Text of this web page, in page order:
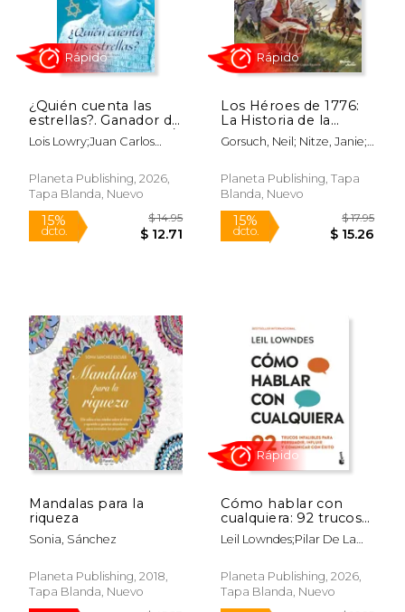
15%
Rápido
15%
Rápido
¿Quién cuenta las
estrellas?. Ganador de
la Medalla Newbery /
Number the Stars. A
Winner
Lois Lowry;Juan Carlos
Planeta Publishing, 2026,
Tapa Blanda, Nuevo
Rápido
Los Héroes de 1776:
La Historia de la
Declaración de
Independencia /
Story of the
Declaration of
Gorsuch, Neil; Nitze, Janie;
Planeta Publishing, Tapa
Blanda, Nuevo
Rápido
Mandalas para la
riqueza
Sonia, Sánchez
Planeta Publishing, 2018,
Tapa Blanda, Nuevo
Cómo hablar con
cualquiera: 92 trucos
infalibles para
persuadir, influir y
How to Talk to
Anyone
Leil Lowndes;Pilar De La
Planeta Publishing, 2026,
Tapa Blanda, Nuevo